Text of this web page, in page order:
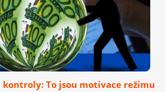
kontroly: To jsou motivace režimu